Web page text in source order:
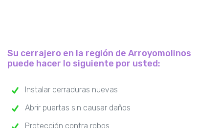
Su cerrajero en la región de Arroyomolinos
puede hacer lo siguiente por usted:
Instalar cerraduras nuevas
Abrir puertas sin causar daños
Protección contra robos